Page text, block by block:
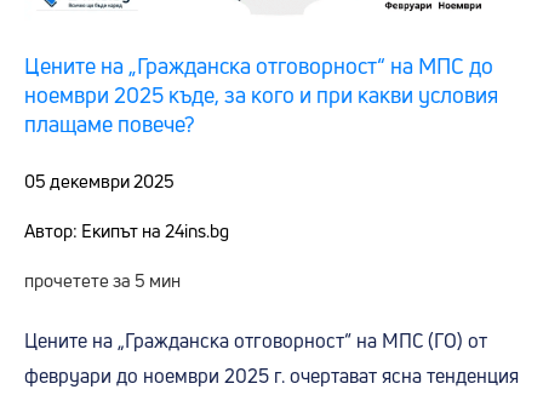
Цените на „Гражданска отговорност“ на МПС до
ноември 2025 къде, за кого и при какви условия
плащаме повече?
05 декември 2025
Автор: Екипът на 24ins.bg
прочетете за 5 мин
Цените на „Гражданска отговорност“ на МПС (ГО) от
февруари до ноември 2025 г. очертават ясна тенденция